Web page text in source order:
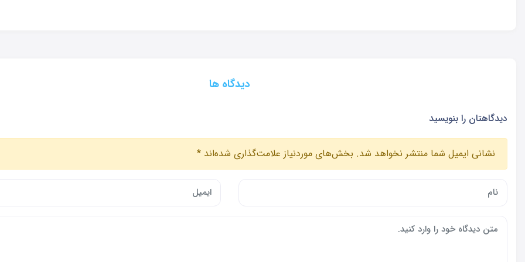
دیدگاه ها
دیدگاهتان را بنویسید
نشانی ایمیل شما منتشر نخواهد شد. بخش‌های موردنیاز علامت‌گذاری شده‌اند *